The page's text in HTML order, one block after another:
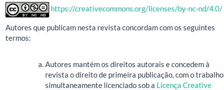
https://creativecommons.org/licenses/by-nc-nd/4.0/
Autores que publicam nesta revista concordam com os seguintes
termos:
Autores mantém os direitos autorais e concedem à
revista o direito de primeira publicação, com o trabalho
simultaneamente licenciado sob a Licença Creative